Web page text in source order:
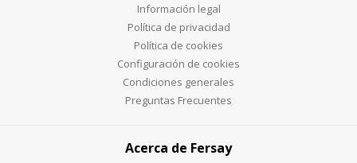
Información legal
Política de privacidad
Política de cookies
Configuración de cookies
Condiciones generales
Preguntas Frecuentes
Acerca de Fersay